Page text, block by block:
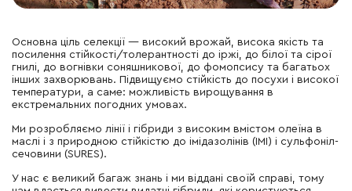
Основна ціль селекції — високий врожай, висока якість та
посилення стійкості/толерантності до іржі, до білої та сірої
гнилі, до вогнівки соняшникової, до фомопсису та багатьох
інших захворювань. Підвищуємо стійкість до посухи і високої
температури, а саме: можливість вирощування в
екстремальних погодних умовах.
Ми розробляємо лінії і гібриди з високим вмістом олеїна в
маслі і з природною стійкістю до імідазолінів (IMI) і сульфоніл-
сечовини (SURES).
У нас є великий багаж знань і ми віддані своїй справі, тому